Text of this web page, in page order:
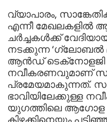
വ്യാപാരം,
എന്നീ മേഖലകളില്‍
ചര്‍ച്ചകള്‍ക്ക്
നടക്കുന്ന ‘ഗ്ലോബല്‍
ആന്‍ഡ് ടെക്‌നോളജി
നവീകരണവുമാണ്
പ്രമേയമാകുന്നത്.
ഭാവിയിലേക്കുള്ള
യുഗത്തിലെ ആഗോള